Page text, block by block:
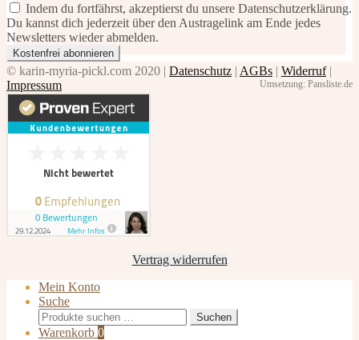
Indem du fortfährst, akzeptierst du unsere Datenschutzerklärung.
Du kannst dich jederzeit über den Austragelink am Ende jedes
Newsletters wieder abmelden.
© karin-myria-pickl.com 2020 | Datenschutz | AGBs | Widerruf|
Impressum
Umsetzung: Pansliste.de
Vertrag widerrufen
Mein Konto
Suche
Suchen
nach:
Suchen
Warenkorb 0